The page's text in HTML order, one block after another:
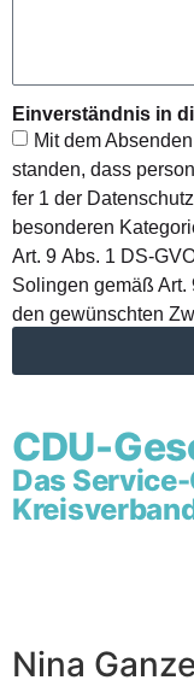
Ein­ver­ständ­nis in
Mit dem
stan­den, dass
fer 1 der
beson­de­ren
Art. 9 Abs. 1 DS-
Solin­gen gemäß Art.
den gewünsch­ten
CDU-
Das
Nina